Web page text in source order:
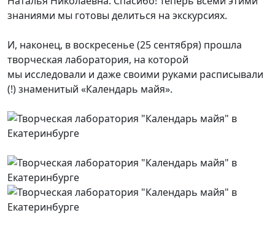
знаниями мы готовы делиться на экскурсиях.
И, наконец, в воскресенье (25 сентября) прошла
творческая лаборатория, на которой
мы исследовали и даже своими руками расписывали
(!) знаменитый «Календарь майя».